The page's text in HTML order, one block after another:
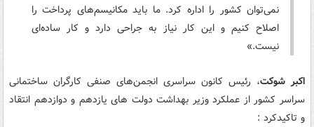
نمی‌توان کشور را اداره کرد. ما باید مکانیسم‌های پرداخت را
اصلاح کنیم و این کار نیاز به جراحی دارد و کار ساده‌ای
نیست.»
اکبر شوکت، رئیس کانون سراسری انجمن‌های صنفی کارگران ساختمانی
سراسر کشور از عملکرد وزیر بهداشت دولت های یازدهم و دوازدهم انتقاد
و تاکیدکرد :